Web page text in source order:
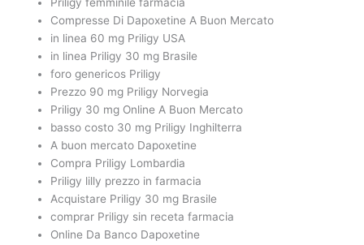
Priligy femminile farmacia
Compresse Di Dapoxetine A Buon Mercato
in linea 60 mg Priligy USA
in linea Priligy 30 mg Brasile
foro genericos Priligy
Prezzo 90 mg Priligy Norvegia
Priligy 30 mg Online A Buon Mercato
basso costo 30 mg Priligy Inghilterra
A buon mercato Dapoxetine
Compra Priligy Lombardia
Priligy lilly prezzo in farmacia
Acquistare Priligy 30 mg Brasile
comprar Priligy sin receta farmacia
Online Da Banco Dapoxetine